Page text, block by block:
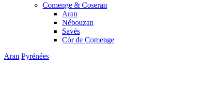
Comenge & Coseran
Aran
Nébouzan
Savés
Còr de Comenge
Aran Pyrénées